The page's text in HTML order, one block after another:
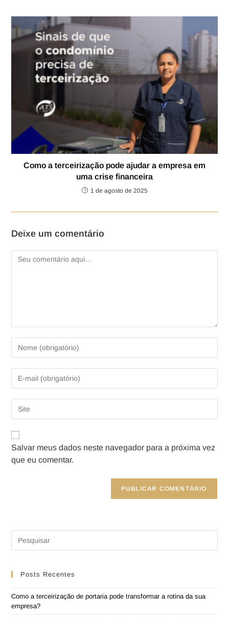
Como a terceirização pode ajudar a empresa em
uma crise financeira
1 de agosto de 2025
Deixe um comentário
Salvar meus dados neste navegador para a próxima vez
que eu comentar.
Posts Recentes
Como a terceirização de portaria pode transformar a rotina da sua
empresa?